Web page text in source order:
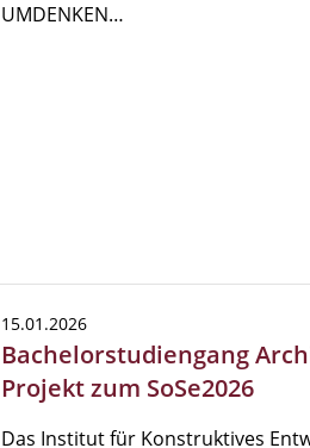
UMDENKEN…
15.01.2026
Bachelorstudiengang
Projekt zum SoSe2026
Das Institut für Konstruktives